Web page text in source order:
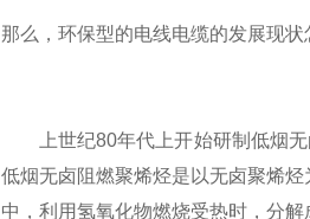
那么，环保型的电线电缆的发展现状
上世纪80年代上开始研制低烟无
低烟无卤阻燃聚烯烃是以无卤聚烯
中，利用氢氧化物燃烧受热时，分